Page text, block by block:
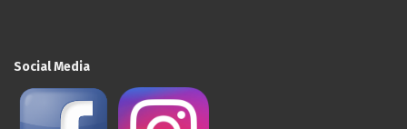
Social Media